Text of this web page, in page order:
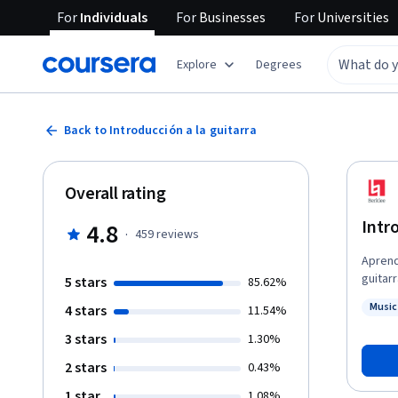
ForIndividuals ForBusinesses ForUniversities
Explore Degrees
Back to Introducción a la guitarra
la
Fondo
esta
Overall rating
4.8 · 459reviews
5 stars 85.62%
4 stars 11.54%
3 stars 1.30%
2 stars 0.43%